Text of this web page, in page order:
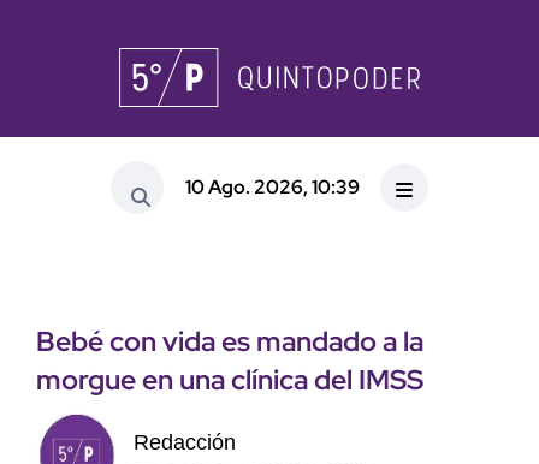
10 Ago. 2026, 10:39
Bebé con vida es mandado a la
morgue en una clínica del IMSS
Redacción